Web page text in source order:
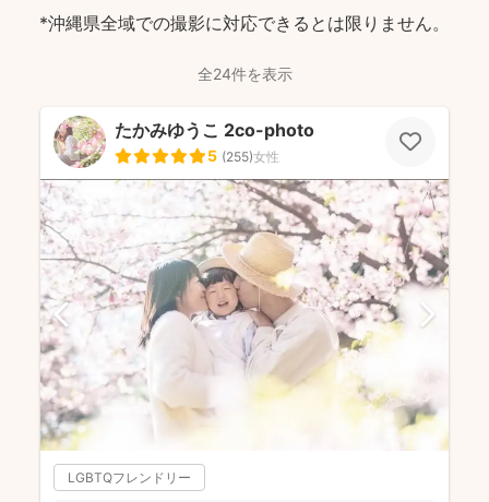
*沖縄県全域での撮影に対応できるとは限りません。
全24件を表示
たかみゆうこ 2co-photo
5 (255)女性
LGBTQフレンドリー